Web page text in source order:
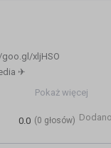
xljHSO
✈
GanjMedia
Pokaż więcej
(0 głosów)
0.0